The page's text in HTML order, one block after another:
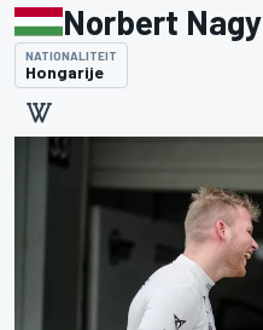
Norbert Nagy
NATIONALITEIT
Hongarije